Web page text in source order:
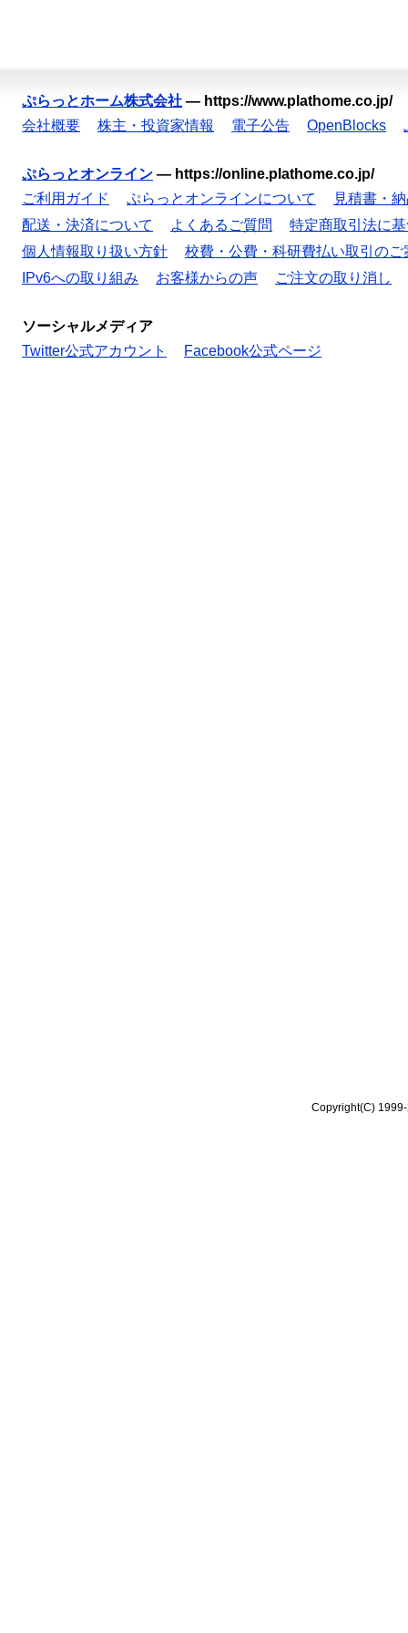
ぷらっとホーム株式会社 — https://www.plathome.co.jp/
会社概要
株主・投資家情報 電子公告 OpenBlocks
ぷらっとオンライン — https://online.plathome.co.jp/
ご利用ガイド
ぷらっとオンラインについて
見積書・
配送・決済について
よくあるご質問
特定商取引法に
個人情報取り扱い方針
校費・公費・科研費払い取引のご
IPv6への取り組み
お客様からの声 ご注文の取り消し
ソーシャルメディア
Twitter公式アカウント
Facebook公式ページ
Copyright(C)